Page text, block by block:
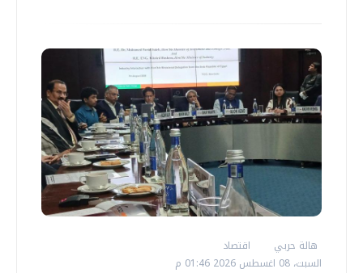
هالة حربي
اقتصاد
السبت، 08 اغسطس 2026 01:46 م